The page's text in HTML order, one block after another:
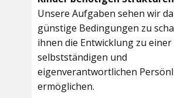
Unsere Aufgaben sehen wir
günstige Bedingungen zu
ihnen die Entwicklung zu einer
selbstständigen und
eigenverantwortlichen
ermöglichen.